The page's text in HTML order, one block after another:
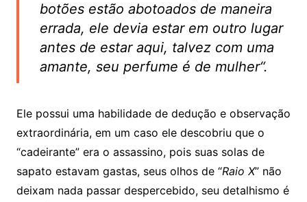
botões estão abotoados de maneira
errada, ele devia estar em outro lugar
antes de estar aqui, talvez com uma
amante, seu perfume é de mulher“.
Ele possui uma habilidade de dedução e observação
extraordinária, em um caso ele descobriu que o
“cadeirante” era o assassino, pois suas solas de
sapato estavam gastas, seus olhos de “Raio X” não
deixam nada passar despercebido, seu detalhismo é